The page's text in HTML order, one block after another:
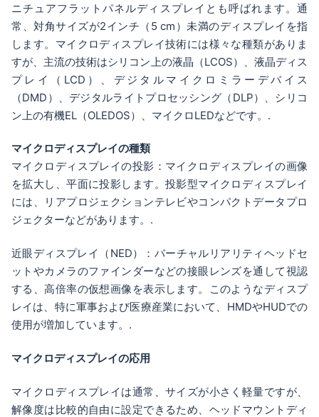
ニチュアフラットパネルディスプレイとも呼ばれます。通
常、対角サイズが2インチ（5 cm）未満のディスプレイを指
します。マイクロディスプレイ技術には様々な種類がありま
すが、主流の技術はシリコン上の液晶（LCOS）、液晶ディス
プレイ（LCD）、デジタルマイクロミラーデバイス
（DMD）、デジタルライトプロセッシング（DLP）、シリコ
ン上の有機EL（OLEDOS）、マイクロLEDなどです。.
マイクロディスプレイの種類
マイクロディスプレイの投影：マイクロディスプレイの画像
を拡大し、平面に投影します。投影型マイクロディスプレイ
には、リアプロジェクションテレビやコンパクトデータプロ
ジェクターなどがあります。.
近眼ディスプレイ（NED）：バーチャルリアリティヘッドセ
ットやカメラのファインダーなどの接眼レンズを通して視認
する、高倍率の仮想画像を表示します。このようなディスプ
レイは、特に軍事および医療産業において、HMDやHUDでの
使用が増加しています。.
マイクロディスプレイの応用
マイクロディスプレイは通常、サイズが小さく軽量ですが、
解像度は比較的自由に設定できるため、ヘッドマウントディ